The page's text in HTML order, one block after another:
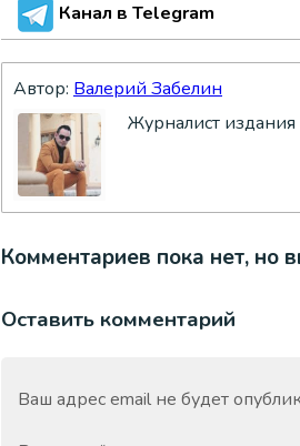
Канал в Telegram
Автор: Валерий Забелин
Журналист издания
Комментариев пока нет, но
Оставить комментарий
Ваш адрес email не будет